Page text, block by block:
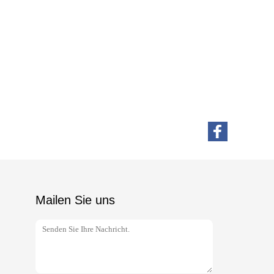
Mailen Sie uns